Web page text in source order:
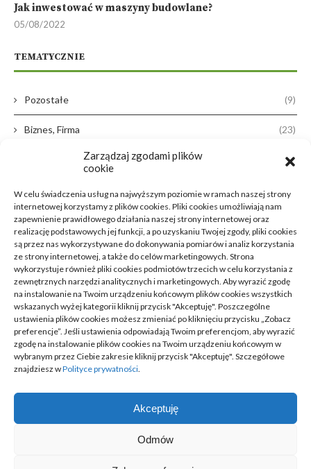
Zarządzaj zgodami plików
cookie
W celu świadczenia usług na najwyższym poziomie w ramach naszej strony
internetowej korzystamy z plików cookies. Pliki cookies umożliwiają nam
zapewnienie prawidłowego działania naszej strony internetowej oraz
realizację podstawowych jej funkcji, a po uzyskaniu Twojej zgody, pliki cookies
są przez nas wykorzystywane do dokonywania pomiarów i analiz korzystania
ze strony internetowej, a także do celów marketingowych. Strona
wykorzystuje również pliki cookies podmiotów trzecich w celu korzystania z
zewnętrznych narzędzi analitycznych i marketingowych. Aby wyrazić zgodę
na instalowanie na Twoim urządzeniu końcowym plików cookies wszystkich
wskazanych wyżej kategorii kliknij przycisk "Akceptuję". Poszczególne
ustawienia plików cookies możesz zmieniać po kliknięciu przycisku „Zobacz
preferencje”. Jeśli ustawienia odpowiadają Twoim preferencjom, aby wyrazić
zgodę na instalowanie plików cookies na Twoim urządzeniu końcowym w
wybranym przez Ciebie zakresie kliknij przycisk "Akceptuję". Szczegółowe
znajdziesz wPolityce prywatności.
Akceptuję
Odmów
Jak inwestować w maszyny budowlane?
05/08/2022
TEMATYCZNIE
Pozostałe (9)
Biznes, Firma (23)
(38)
Zdrowie, Medycyna
Moda, Lifestyle
Motoryzacja (31)
Rozrywka, Edukacja (26)
Usługi
Technologie (23)
Sport, Turystyka
(52)
@ Trzesacz. Wszelkie prawa zastrzeżone